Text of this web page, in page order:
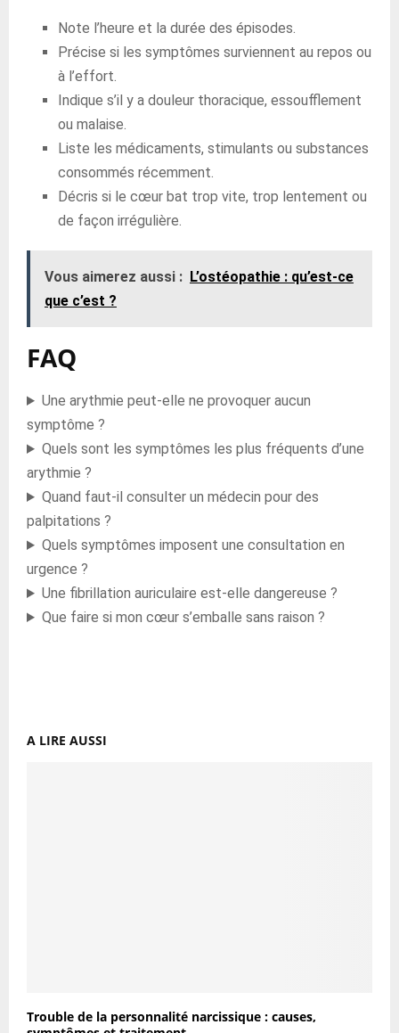
Note l’heure et la durée des épisodes.
Précise si les symptômes surviennent au repos ou
à l’effort.
Indique s’il y a douleur thoracique, essoufflement
ou malaise.
Liste les médicaments, stimulants ou substances
consommés récemment.
Décris si le cœur bat trop vite, trop lentement ou
de façon irrégulière.
Vous aimerez aussi : L’ostéopathie : qu’est-ce
que c’est ?
FAQ
Une arythmie peut-elle ne provoquer aucun
symptôme ?
Quels sont les symptômes les plus fréquents d’une
arythmie ?
Quand faut-il consulter un médecin pour des
palpitations ?
Quels symptômes imposent une consultation en
urgence ?
Une fibrillation auriculaire est-elle dangereuse ?
Que faire si mon cœur s’emballe sans raison ?
A LIRE AUSSI
Trouble de la personnalité narcissique : causes,